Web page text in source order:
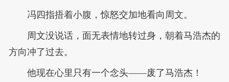
冯四指捂着小腹，惊怒交加地看向周文。
周文没说话，面无表情地转过身，朝着马浩杰的
方向冲了过去。
他现在心里只有一个念头——废了马浩杰！